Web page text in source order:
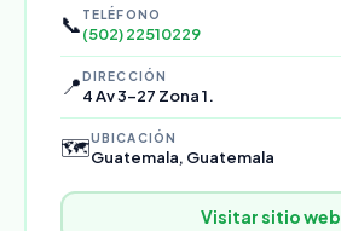
📞 TELÉFONO
(502) 22510229
📍DIRECCIÓN
4 Av 3-27 Zona 1.
🗺️UBICACIÓN
Guatemala, Guatemala
Visitar sitio web